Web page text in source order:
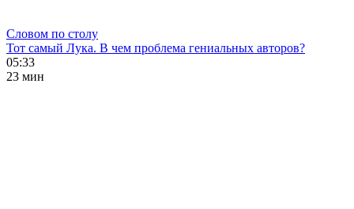
Словом по столу
Тот самый Лука. В чем проблема гениальных авторов?
05:33
23 мин